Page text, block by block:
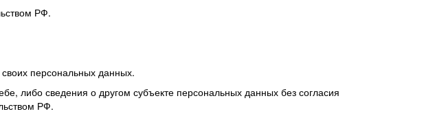
РФ.
персональных данных.
либо сведения о другом субъекте персональных данных без согласия
РФ.